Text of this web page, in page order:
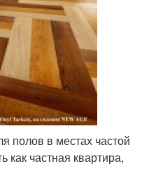
полов в местах частой
частная квартира,